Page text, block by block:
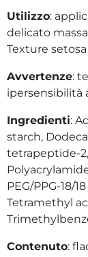
Utilizzo:
delicato
Texture
Avvertenze:
ipersensibilità
Ingredienti:
starch,
tetrapeptide-2,
PEG/PPG-18/
Tetramethyl
Contenuto: